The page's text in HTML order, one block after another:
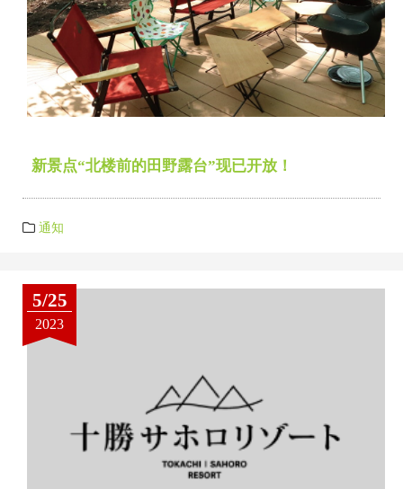
新景点“北楼前的田野露台”现已开放！
通知
5/25
2023